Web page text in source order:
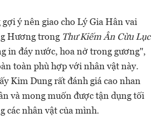
gợi ý nên giao cho Lý Gia Hân vai
Hương trong Thư Kiếm Ân Cừu Lục
in đáy nước, hoa nở trong gương",
toàn phù hợp với nhân vật này.
Kim Dung rất đánh giá cao nhan
và mong muốn được tận dụng tối
các nhân vật của mình.